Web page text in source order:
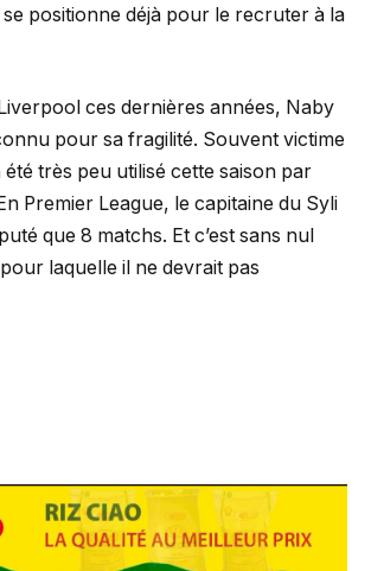
positionne déjà pour le recruter à la
ces dernières années, Naby
pour sa fragilité. Souvent victime
été très peu utilisé cette saison par
Premier League, le capitaine du Syli
que 8 matchs. Et c’est sans nul
laquelle il ne devrait pas